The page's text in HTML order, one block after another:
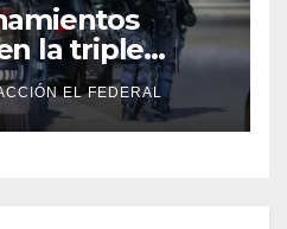
la triple
Maipú y
EL FEDERAL